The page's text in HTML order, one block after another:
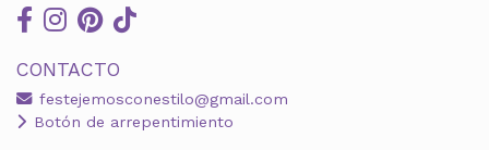
CONTACTO
festejemosconestilo@gmail.com
Botón de arrepentimiento